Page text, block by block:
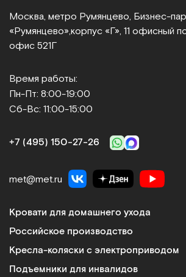
Москва, метро Румянцево,
«Румянцево», корпус «Г», 11 офисный
офис 521Г
Время работы:
Пн-Пт: 8:00-19:00
Сб-Вс: 11:00-15:00
+7 (495) 150‑27‑26
met@met.ru
Кровати для домашнего ухода
Российское производство
Кресла-коляски с электроприводом
Подъемники для инвалидов